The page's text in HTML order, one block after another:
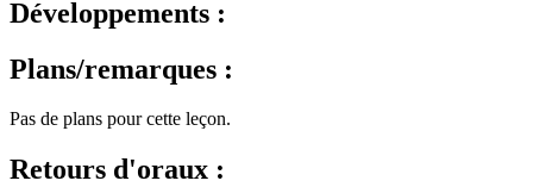
Développements :
Plans/remarques :
Pas de plans pour cette leçon.
Retours d'oraux :